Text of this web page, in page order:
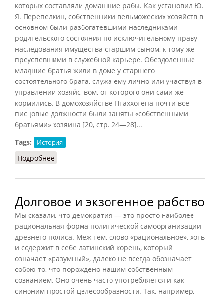
которых составляли домашние рабы. Как установил Ю.
Я. Перепелкин, собственники вельможеских хозяйств в
основном были разбогатевшими наследниками
родительского состояния по исключительному праву
наследования имущества старшим сыном, к тому же
преуспевшими в служебной карьере. Обездоленные
младшие братья жили в доме у старшего
состоятельного брата, служа ему лично или участвуя в
управлении хозяйством, от которого они сами же
кормились. В домохозяйстве Птаххотепа почти все
писцовые должности были заняты «собственными
братьями» хозяина [20, стр. 24—28]...
Tags:
История
Подробнее
Долговое и экзогенное рабство
Мы сказали, что демократия — это просто наиболее
рациональная форма политической самоорганизации
древнего полиса. Меж тем, слово «рациональное», хоть
и содержит в себе латинский корень, который
означает «разумный», далеко не всегда обозначает
собою то, что порождено нашим собственным
сознанием. Оно очень часто употребляется и как
синоним простой целесообразности. Так, например,